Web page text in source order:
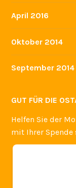
April 2016
Oktober 2014
September 2014
GUT FÜR DIE
Helfen Sie der
mit Ihrer Spende